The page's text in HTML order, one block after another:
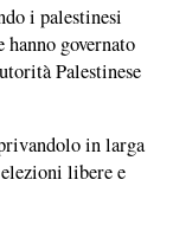
i palestinesi
governato
Palestinese
in larga
libere e